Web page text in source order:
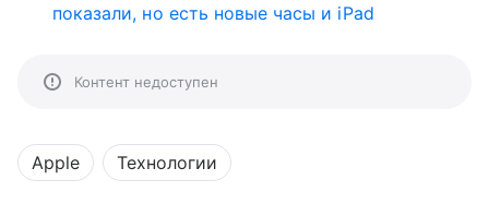
показали, но есть новые часы и iPad
Контент недоступен
Apple Технологии